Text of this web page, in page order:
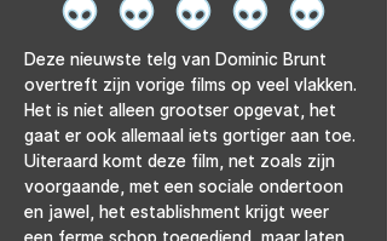
Deze nieuwste telg van Dominic Brunt
overtreft zijn vorige films op veel vlakken.
Het is niet alleen grootser opgevat, het
gaat er ook allemaal iets gortiger aan toe.
Uiteraard komt deze film, net zoals zijn
voorgaande, met een sociale ondertoon
en jawel, het establishment krijgt weer
een ferme schop toegediend, maar laten